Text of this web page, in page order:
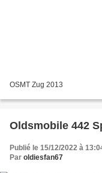
OSMT Zug 2013
Oldsmobile 442
Publié le 15/12/2022 à
Par oldiesfan67